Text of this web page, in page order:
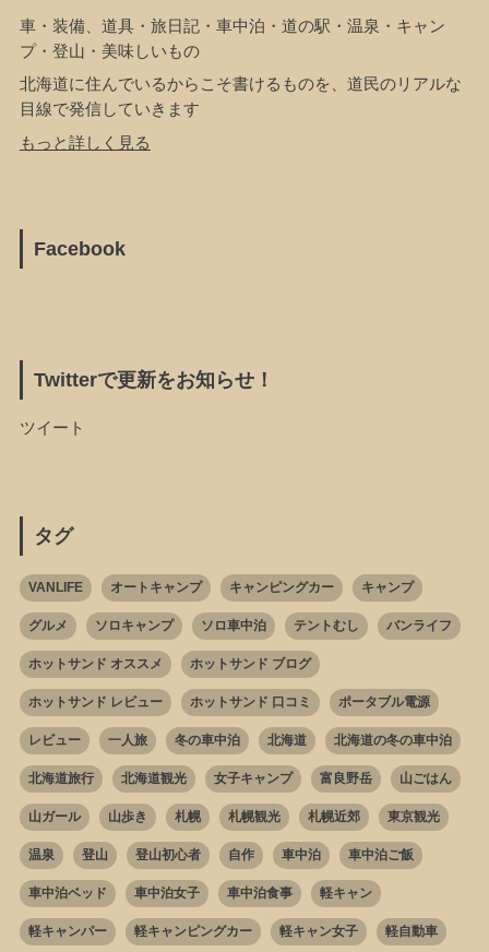
車・装備、道具・旅日記・車中泊・道の駅・温泉・キャン
プ・登山・美味しいもの
北海道に住んでいるからこそ書けるものを、道民のリアルな
目線で発信していきます
もっと詳しく見る
Facebook
Twitterで更新をお知らせ！
ツイート
タグ
VANLIFE オートキャンプ キャンピングカー キャンプ
グルメ ソロキャンプ ソロ車中泊 テントむし バンライフ
ホットサンド オススメ ホットサンド ブログ
ホットサンド レビュー ホットサンド 口コミ ポータブル電源
レビュー 一人旅 冬の車中泊 北海道 北海道の冬の車中泊
北海道旅行 北海道観光 女子キャンプ 富良野岳 山ごはん
山ガール 山歩き 札幌 札幌観光 札幌近郊 東京観光
温泉 登山 登山初心者 自作 車中泊 車中泊ご飯
車中泊ベッド 車中泊女子 車中泊食事 軽キャン
軽キャンパー 軽キャンピングカー 軽キャン女子 軽自動車